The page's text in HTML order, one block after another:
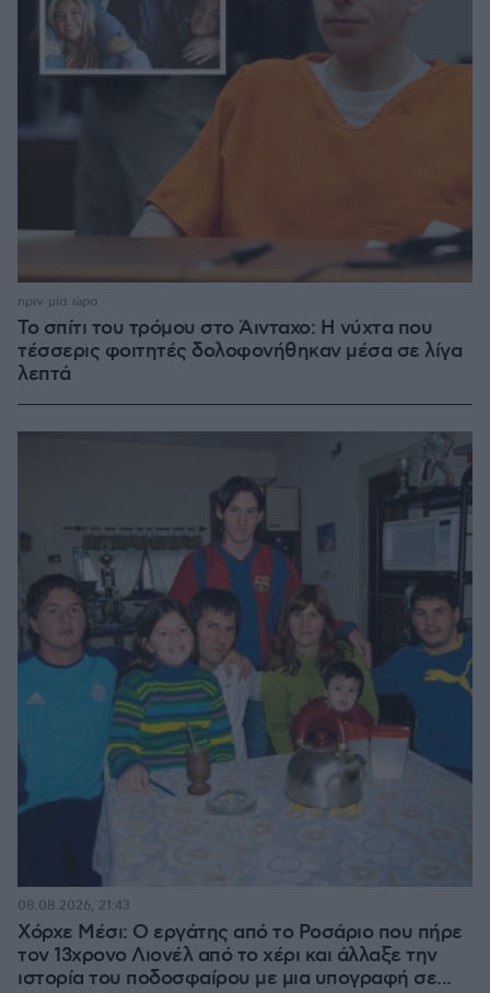
Το σπίτι του τρόμου στο Άινταχο: Η νύχτα που
τέσσερις φοιτητές δολοφονήθηκαν μέσα σε λίγα
λεπτά
πριν μία ώρα
Χόρχε Μέσι: Ο εργάτης από το Ροσάριο που πήρε
τον 13χρονο Λιονέλ από το χέρι και άλλαξε την
ιστορία του ποδοσφαίρου με μια υπογραφή σε...
08.08.2026, 21:43